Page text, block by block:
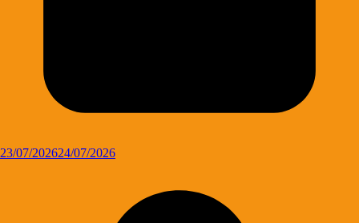
23/07/202624/07/2026